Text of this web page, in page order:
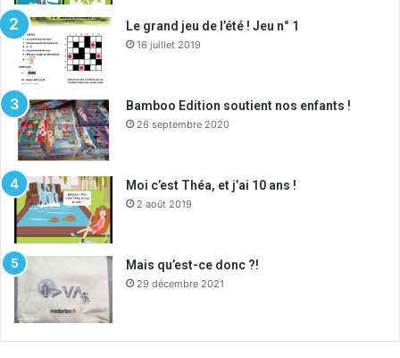
Le grand jeu de l’été ! Jeu n° 1
16 juillet 2019
Bamboo Edition soutient nos enfants !
26 septembre 2020
Moi c’est Théa, et j’ai 10 ans !
2 août 2019
Mais qu’est-ce donc ?!
29 décembre 2021